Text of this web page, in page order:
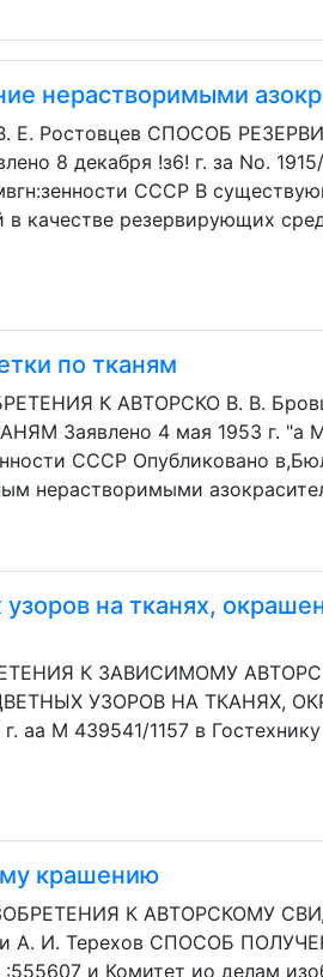
нерастворимыми
В. E. Ростовцев СПОСОБ
8 декабря !з6! г. за No.
СССР В
качестве резервирующих
по тканям
К АВТОРСКО В. В.
Заявлено 4 мая 1953 г. "a М
СССР Опубликовано
нерастворимыми
на тканях,
К ЗАВИСИМОМУ
УЗОРОВ НА ТКАНЯХ,
аа М 439541/1157 в
крашению
К АВТОРСКОМУ
и А. И. Терехов СПОСОБ
и Комитет ио делам